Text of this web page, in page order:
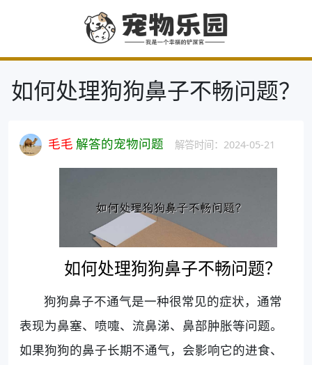
如何处理狗狗鼻子不畅问题？
毛毛 解答的宠物问题 解答时间：2024-05-21
如何处理狗狗鼻子不畅问题？
狗狗鼻子不通气是一种很常见的症状，通常
表现为鼻塞、喷嚏、流鼻涕、鼻部肿胀等问题。
如果狗狗的鼻子长期不通气，会影响它的进食、